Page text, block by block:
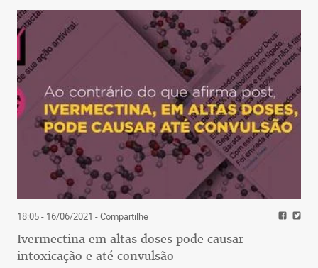
18:05 - 16/06/2021 - Compartilhe
Ivermectina em altas doses pode causar
intoxicação e até convulsão